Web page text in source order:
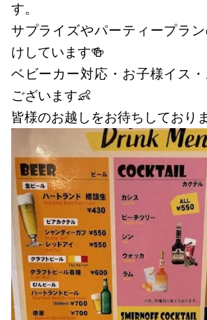
す。
サプライズやパーティープラ
けしています🍻
ベビーカー対応・お子様イス
ございます👶
皆様のお越しをお待ちしておりま